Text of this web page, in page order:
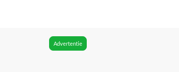
Advertentie